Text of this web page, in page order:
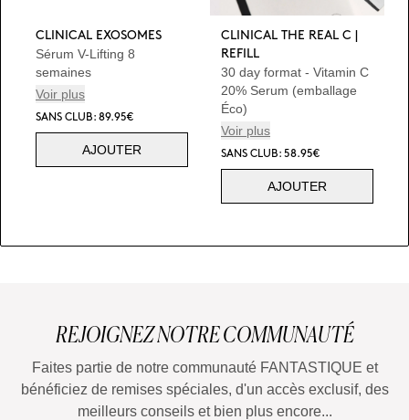
CLINICAL EXOSOMES
Sérum V-Lifting 8
semaines
Voir plus
SANS CLUB: 89.95€
AJOUTER
CLINICAL THE REAL C |
REFILL
30 day format - Vitamin C
20% Serum (emballage
Éco)
Voir plus
SANS CLUB: 58.95€
AJOUTER
REJOIGNEZ NOTRE COMMUNAUTÉ
Faites partie de notre communauté FANTASTIQUE et
bénéficiez de remises spéciales, d'un accès exclusif, des
meilleurs conseils et bien plus encore...